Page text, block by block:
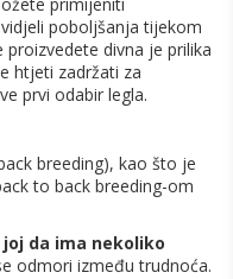
primijeniti
poboljšanja tijekom
proizvedete divna je prilika
htjeti zadržati za
prvi odabir legla.
breeding), kao što je
to back breeding-om
joj da ima nekoliko
odmori između trudnoća.